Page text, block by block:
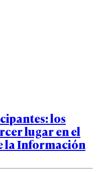
los
lugar en el
la Información